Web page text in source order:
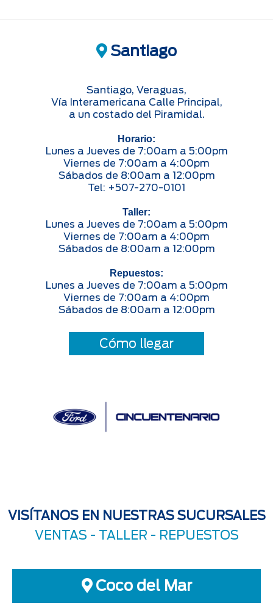
Santiago
Santiago, Veraguas,
Vía Interamericana Calle Principal,
a un costado del Piramidal.
Horario:
Lunes a Jueves de 7:00am a 5:00pm
Viernes de 7:00am a 4:00pm
Sábados de 8:00am a 12:00pm
Tel: +507-270-0101
Taller:
Lunes a Jueves de 7:00am a 5:00pm
Viernes de 7:00am a 4:00pm
Sábados de 8:00am a 12:00pm
Repuestos:
Lunes a Jueves de 7:00am a 5:00pm
Viernes de 7:00am a 4:00pm
Sábados de 8:00am a 12:00pm
Cómo llegar
VISÍTANOS EN NUESTRAS SUCURSALES
VENTAS - TALLER - REPUESTOS
Coco del Mar